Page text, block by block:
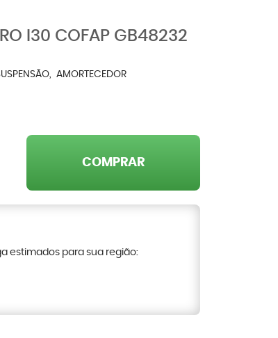
I30 COFAP GB48232
AMORTECEDOR
COMPRAR
estimados para sua região: